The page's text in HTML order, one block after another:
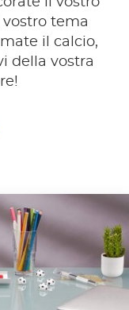
tema
il calcio,
della vostra